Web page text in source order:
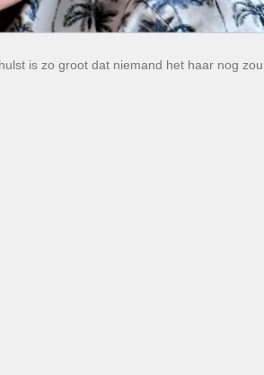
is zo groot dat niemand het haar nog